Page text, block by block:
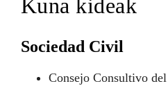
Kuna kideak
Sociedad Civil
Consejo Consultivo